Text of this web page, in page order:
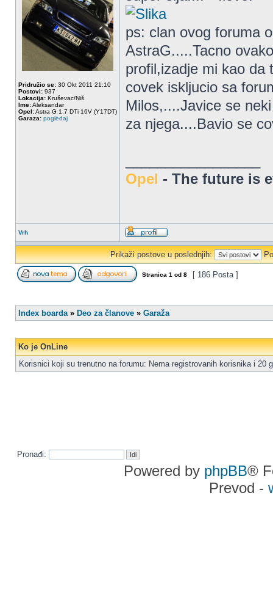
Pridružio se: 30 Okt 2011 21:10
Postovi: 937
Lokacija: Kruševac/Niš
Ime:Aleksandar
Opel:Astra G 1.7 DTi 16V (Y17DT)
Garaza: pogledaj
ps: clan ovog foruma
AstraG.....Tacno
profil,izadje mi kao
covek iskljucio sa
Milos,....Javice se
za njega....Bavio se
Opel - The future is
Vrh
Prikaži postove u poslednjih:
Stranica 1 od 8 [ 186 Posta ]
Index boarda» Deo za članove » Garaža
Ko je OnLine
Korisnici koji su trenutno na forumu: Nema registrovanih korisnika i 20
Pronađi:
Powered by phpBB®
Prevod -